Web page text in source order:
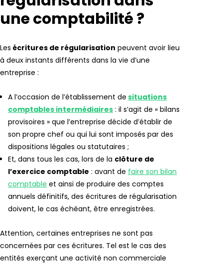
une comptabilité ?
Les écritures de régularisation peuvent avoir lieu
à deux instants différents dans la vie d’une
entreprise :
A l’occasion de l’établissement de situations
comptables intermédiaires : il s’agit de « bilans
provisoires » que l’entreprise décide d’établir de
son propre chef ou qui lui sont imposés par des
dispositions légales ou statutaires ;
Et, dans tous les cas, lors de la clôture de
l’exercice comptable : avant de faire son bilan
comptable et ainsi de produire des comptes
annuels définitifs, des écritures de régularisation
doivent, le cas échéant, être enregistrées.
Attention, certaines entreprises ne sont pas
concernées par ces écritures. Tel est le cas des
entités exerçant une activité non commerciale